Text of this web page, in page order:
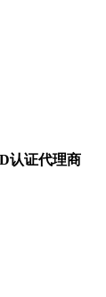
认证代理商